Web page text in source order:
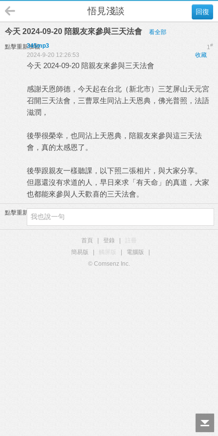
回復
悟見淺談
今天 2024-09-20 陪親友來參與三天法會 看全部
點擊重新加載 1#
345mp3
收藏
2024-9-20 12:26:53
今天 2024-09-20 陪親友來參與三天法會
感謝天恩師德，今天起在台北（新北市）三芝屏山天元宮
召開三天法會，三曹眾生同沾上天恩典，佛光普照，法語
滋潤，
後學很榮幸，也同沾上天恩典，陪親友來參與這三天法
會，真的太感恩了。
後學跟親友一樣聽課，以下照二張相片，與大家分享。
但愿還沒有求道的人，早日來求「有天命」的真道，大家
也都能來參與人天歡喜的三天法會。
點擊重新加載
首頁 登錄
簡易版
觸屏版 電腦版
© Comsenz Inc.